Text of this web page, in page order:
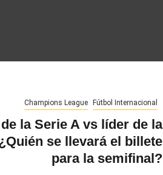
Champions League Fútbol Internacional
la Serie A vs líder de la
se llevará el billete
para la semifinal?